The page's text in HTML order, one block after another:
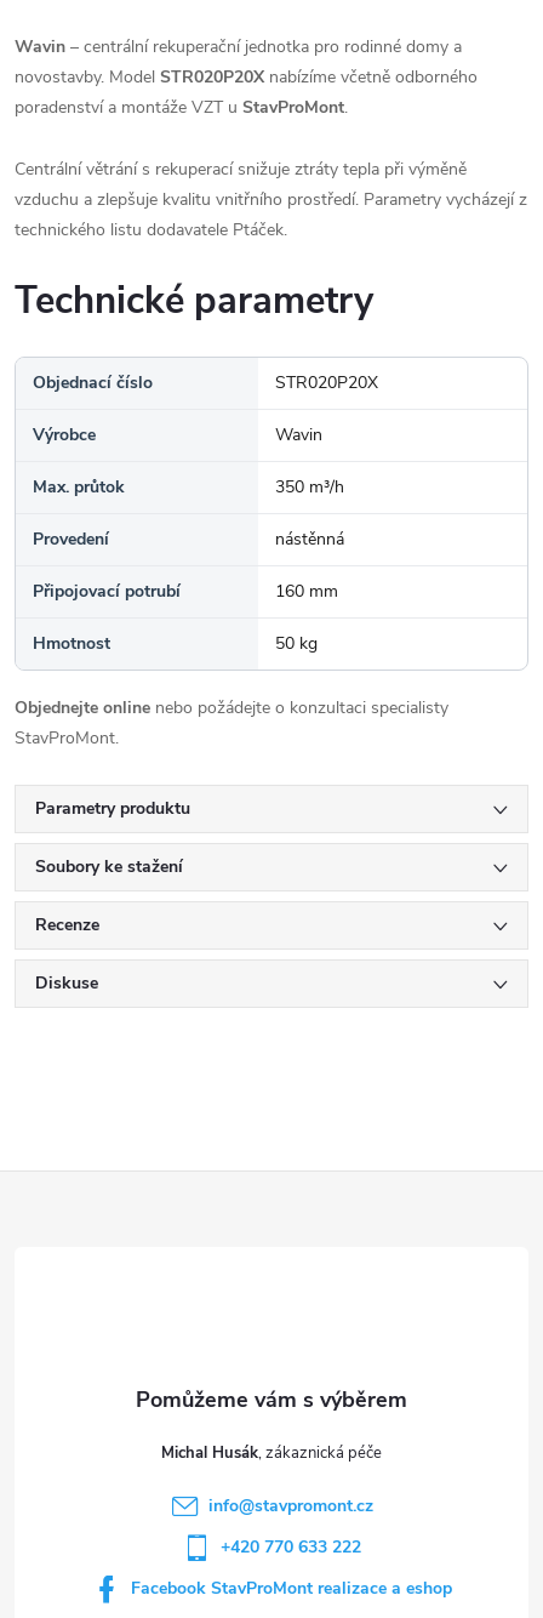
Wavin – centrální rekuperační jednotka pro rodinné domy a
novostavby. Model STR020P20X nabízíme včetně odborného
poradenství a montáže VZT u StavProMont.
Centrální větrání s rekuperací snižuje ztráty tepla při výměně
vzduchu a zlepšuje kvalitu vnitřního prostředí. Parametry vycházejí z
technického listu dodavatele Ptáček.
Technické parametry
Objednací číslo STR020P20X
Výrobce Wavin
Max. průtok 350 m³/h
Provedení nástěnná
Připojovací potrubí 160 mm
Hmotnost 50 kg
Objednejte online nebo požádejte o konzultaci specialisty
StavProMont.
Parametry produktu
Soubory ke stažení
Recenze
Diskuse
Michal Husák
info@stavpromont.cz
+420 770 633 222
Facebook StavProMont realizace a eshop